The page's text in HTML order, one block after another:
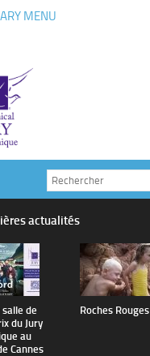
MENU
actualités
de
du Jury
au
Cannes
Roches Rouges